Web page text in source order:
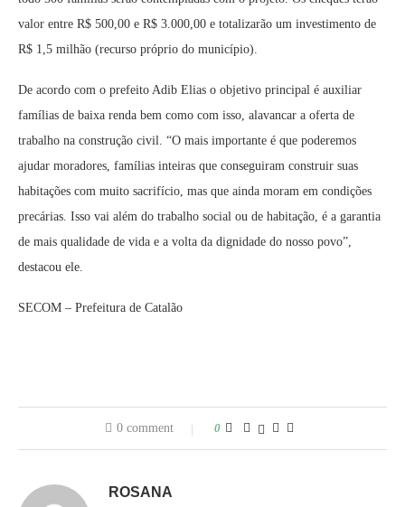
valor entre R$ 500,00 e R$ 3.000,00 e totalizarão um investimento de
R$ 1,5 milhão (recurso próprio do município).
De acordo com o prefeito Adib Elias o objetivo principal é auxiliar
famílias de baixa renda bem como com isso, alavancar a oferta de
trabalho na construção civil. “O mais importante é que poderemos
ajudar moradores, famílias inteiras que conseguiram construir suas
habitações com muito sacrifício, mas que ainda moram em condições
precárias. Isso vai além do trabalho social ou de habitação, é a garantia
de mais qualidade de vida e a volta da dignidade do nosso povo”,
destacou ele.
SECOM – Prefeitura de Catalão
0 comment 0
ROSANA